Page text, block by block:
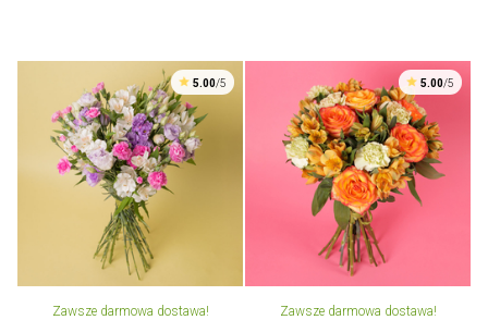
5.00/5
Zawsze darmowa dostawa!
5.00/5
Zawsze darmowa dostawa!